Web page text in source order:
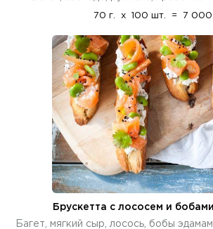
70 г. x 100 шт. = 7 000
Брускетта с лососем и
Багет, мягкий сыр, лосось, бобы